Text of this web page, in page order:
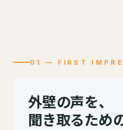
01 — FIRST
外壁の声を、
聞き取るため